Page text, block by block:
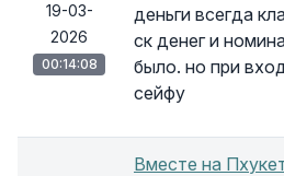
19-03-
2026
00:14:08
деньги всегда
ск денег и
было. но при
сейфу
Вместе на